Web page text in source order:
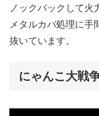
ノックバックして火
メタルカバ処理に手
抜いています。
にゃんこ大